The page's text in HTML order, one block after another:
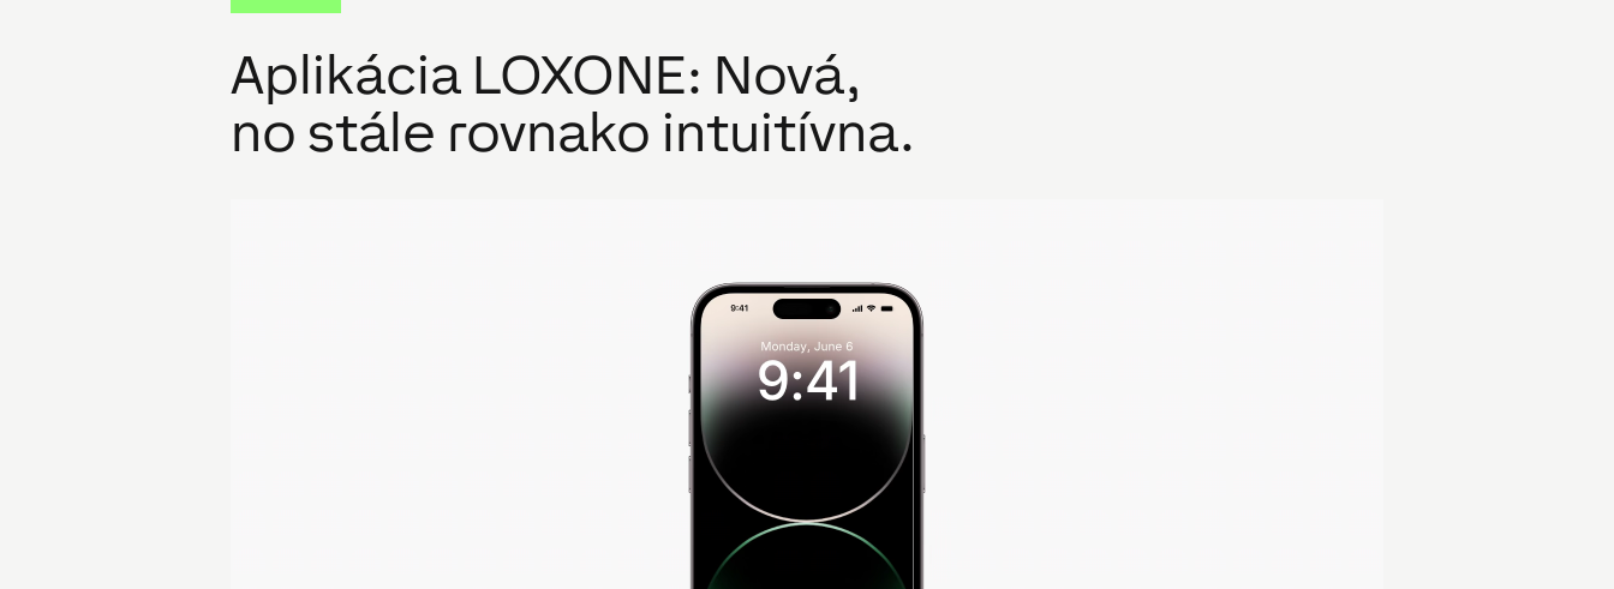
Aplikácia LOXONE: Nová,
no stále rovnako intuitívna.